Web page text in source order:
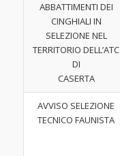
ABBATTIMENTI DEI
CINGHIALI IN
SELEZIONE NEL
TERRITORIO DELL’ATC
DI
CASERTA
AVVISO SELEZIONE
TECNICO FAUNISTA